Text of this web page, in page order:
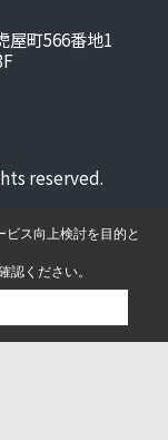
屋町566番地1
reserved.
ス向上検討を目的と
認ください。